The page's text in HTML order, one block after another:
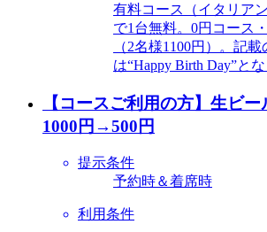
有料コース（イタリア
で1台無料。0円コース
（2名様1100円）。記
は“Happy Birth Day”とな
【コースご利用の方】生ビ
1000円→500円
提示条件
予約時＆着席時
利用条件